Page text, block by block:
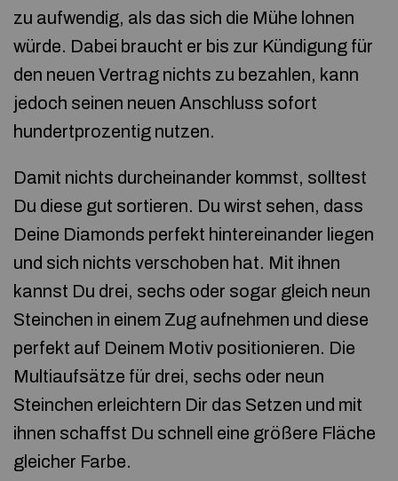
zu aufwendig, als das sich die Mühe lohnen
würde. Dabei braucht er bis zur Kündigung für
den neuen Vertrag nichts zu bezahlen, kann
jedoch seinen neuen Anschluss sofort
hundertprozentig nutzen.
Damit nichts durcheinander kommst, solltest
Du diese gut sortieren. Du wirst sehen, dass
Deine Diamonds perfekt hintereinander liegen
und sich nichts verschoben hat. Mit ihnen
kannst Du drei, sechs oder sogar gleich neun
Steinchen in einem Zug aufnehmen und diese
perfekt auf Deinem Motiv positionieren. Die
Multiaufsätze für drei, sechs oder neun
Steinchen erleichtern Dir das Setzen und mit
ihnen schaffst Du schnell eine größere Fläche
gleicher Farbe.